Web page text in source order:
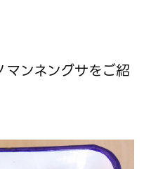
ンネングサをご紹